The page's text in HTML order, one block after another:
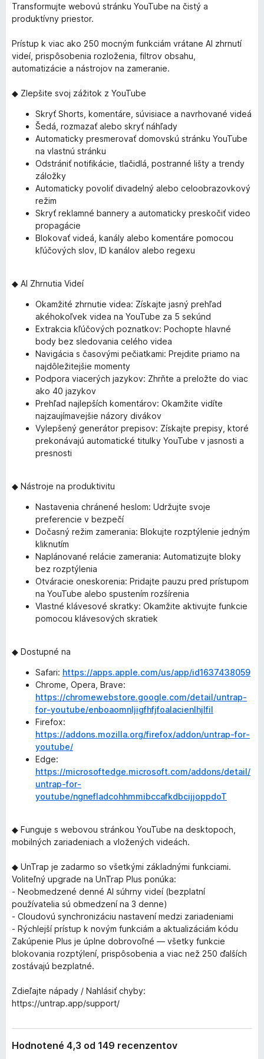
Transformujte webovú stránku YouTube na čistý a
produktívny priestor.
Prístup k viac ako 250 mocným funkciám vrátane AI zhrnutí
videí, prispôsobenia rozloženia, filtrov obsahu,
automatizácie a nástrojov na zameranie.
◆ Zlepšite svoj zážitok z YouTube
Skryť Shorts, komentáre, súvisiace a navrhované videá
Šedá, rozmazať alebo skryť náhľady
Automaticky presmerovať domovskú stránku YouTube
na vlastnú stránku
Odstrániť notifikácie, tlačidlá, postranné lišty a trendy
záložky
Automaticky povoliť divadelný alebo celoobrazovkový
režim
Skryť reklamné bannery a automaticky preskočiť video
propagácie
Blokovať videá, kanály alebo komentáre pomocou
kľúčových slov, ID kanálov alebo regexu
◆ AI Zhrnutia Videí
Okamžité zhrnutie videa: Získajte jasný prehľad
akéhokoľvek videa na YouTube za 5 sekúnd
Extrakcia kľúčových poznatkov: Pochopte hlavné
body bez sledovania celého videa
Navigácia s časovými pečiatkami: Prejdite priamo na
najdôležitejšie momenty
Podpora viacerých jazykov: Zhrňte a preložte do viac
ako 40 jazykov
Prehľad najlepších komentárov: Okamžite vidíte
najzaujímavejšie názory divákov
Vylepšený generátor prepisov: Získajte prepisy, ktoré
prekonávajú automatické titulky YouTube v jasnosti a
presnosti
◆ Nástroje na produktivitu
Nastavenia chránené heslom: Udržujte svoje
preferencie v bezpečí
Dočasný režim zamerania: Blokujte rozptýlenie jedným
kliknutím
Naplánované relácie zamerania: Automatizujte bloky
bez rozptýlenia
Otváracie oneskorenia: Pridajte pauzu pred prístupom
na YouTube alebo spustením rozšírenia
Vlastné klávesové skratky: Okamžite aktivujte funkcie
pomocou klávesových skratiek
◆ Dostupné na
Safari: https://apps.apple.com/us/app/id1637438059
Chrome, Opera, Brave:
https://chromewebstore.google.com/detail/untrap-
for-youtube/enboaomnljigfhfjfoalacienlhjlfil
Firefox:
https://addons.mozilla.org/firefox/addon/untrap-for-
youtube/
Edge:
https://microsoftedge.microsoft.com/addons/detail/
untrap-for-
youtube/ngnefladcohhmmibccafkdbcijjoppdoT
◆ Funguje s webovou stránkou YouTube na desktopoch,
mobilných zariadeniach a vložených videách.
◆ UnTrap je zadarmo so všetkými základnými funkciami.
Voliteľný upgrade na UnTrap Plus ponúka:
- Neobmedzené denné AI súhrny videí (bezplatní
používatelia sú obmedzení na 3 denne)
- Cloudovú synchronizáciu nastavení medzi zariadeniami
- Rýchlejší prístup k novým funkciám a aktualizáciám kódu
Zakúpenie Plus je úplne dobrovoľné — všetky funkcie
blokovania rozptýlení, prispôsobenia a viac než 250 ďalších
zostávajú bezplatné.
Zdieľajte nápady / Nahlásiť chyby:
https://untrap.app/support/
Hodnotené 4,3 od 149 recenzentov